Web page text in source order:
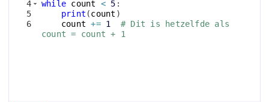
4
5
6
while count < 5 :
print (count )
count += 1
# Dit is hetzelfde als
count = count + 1